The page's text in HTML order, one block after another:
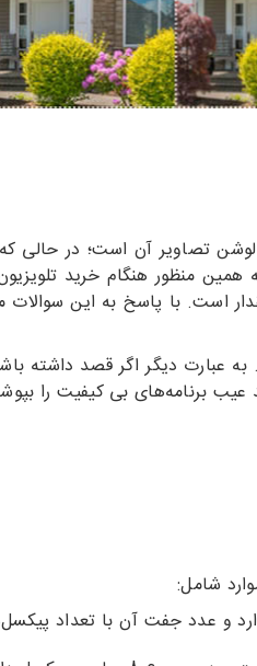
تصاویر آن است؛ در حالی
همین منظور هنگام خرید
با پاسخ به این سوالات
عبارت دیگر اگر قصد داشته
عیب برنامه‌های بی کیفیت را